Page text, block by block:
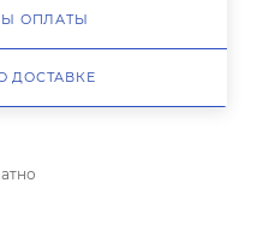
ОПЛАТЫ
ДОСТАВКЕ